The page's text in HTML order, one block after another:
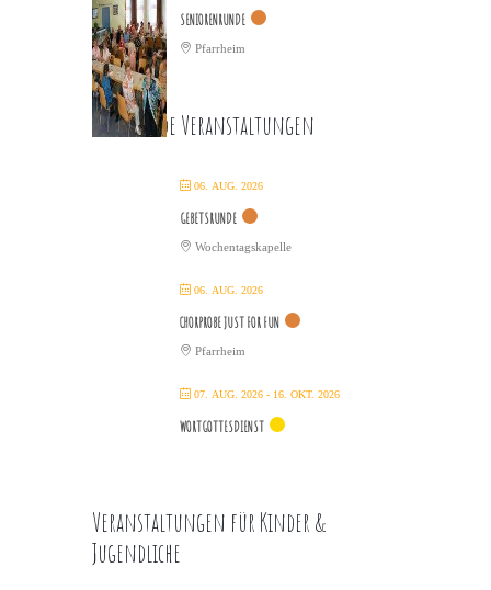
SENIORENRUNDE
Pfarrheim
Kommende Veranstaltungen
06. AUG. 2026
GEBETSRUNDE
Wochentagskapelle
06. AUG. 2026
CHORPROBE JUST FOR FUN
Pfarrheim
07. AUG. 2026 - 16. OKT. 2026
WORTGOTTESDIENST
Veranstaltungen für Kinder &
Jugendliche